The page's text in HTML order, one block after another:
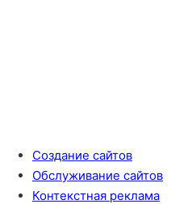
Создание сайтов
Обслуживание сайтов
Контекстная реклама